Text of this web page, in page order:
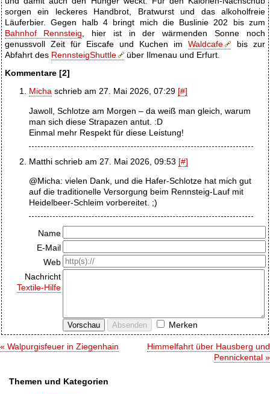
sorgen ein leckeres Handbrot, Bratwurst und das alkoholfreie
Läuferbier. Gegen halb 4 bringt mich die Buslinie 202 bis zum
Bahnhof Rennsteig , hier ist in der wärmenden Sonne noch
genussvoll Zeit für Eiscafe und Kuchen im Waldcafe
bis zur
Abfahrt des RennsteigShuttle
über Ilmenau und Erfurt.
Kommentare [2]
Micha schrieb am 27. Mai 2026, 07:29 [#]
Jawoll, Schlotze am Morgen – da weiß man gleich, warum
man sich diese Strapazen antut. :D
Einmal mehr Respekt für diese Leistung!
Matthi schrieb am 27. Mai 2026, 09:53 [#]
@Micha: vielen Dank, und die Hafer-Schlotze hat mich gut
auf die traditionelle Versorgung beim Rennsteig-Lauf mit
Heidelbeer-Schleim vorbereitet. ;)
Name
E-Mail
Web
Nachricht
Textile-Hilfe
Merken
« Walpurgisfeuer in Ziegenhain
Himmelfahrt über Hausberg und
Pennickental »
Themen und Kategorien